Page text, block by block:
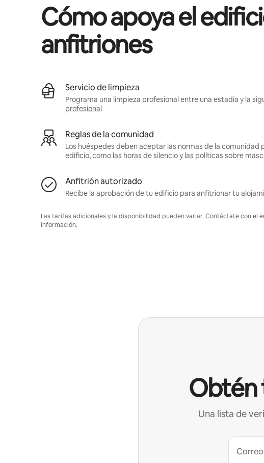
Cómo apoya el
anfitriones
Servicio de limpieza
Programa una limpieza profesional entre una estadía y la
profesional
Reglas de la comunidad
Los huéspedes deben aceptar las normas de la comunidad
edificio, como las horas de silencio y las políticas sobre
Anfitrión autorizado
Recibe la aprobación de tu edificio para anfitrionar tu
Las tarifas adicionales y la disponibilidad pueden variar. Contáctate con el
información.
Obtén
Una lista de